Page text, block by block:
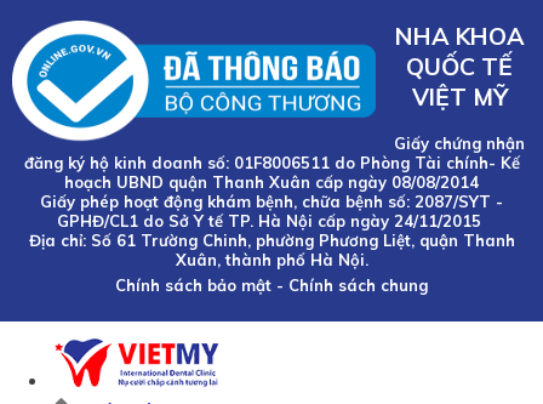
NHA KHOA
QUỐC TẾ
VIỆT MỸ
Giấy chứng nhận
đăng ký hộ kinh doanh số: 01F8006511 do Phòng Tài chính- Kế
hoạch UBND quận Thanh Xuân cấp ngày 08/08/2014
Giấy phép hoạt động khám bệnh, chữa bệnh số: 2087/SYT -
GPHĐ/CL1 do Sở Y tế TP. Hà Nội cấp ngày 24/11/2015
Địa chỉ: Số 61 Trường Chinh, phường Phương Liệt, quận Thanh
Xuân, thành phố Hà Nội.
Chính sách bảo mật - Chính sách chung